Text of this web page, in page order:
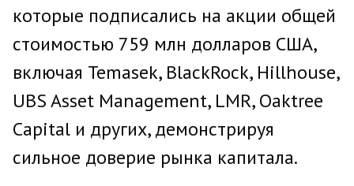
которые подписались на акции общей
стоимостью 759 млн долларов США,
включая Temasek, BlackRock, Hillhouse,
UBS Asset Management, LMR, Oaktree
Capital и других, демонстрируя
сильное доверие рынка капитала.